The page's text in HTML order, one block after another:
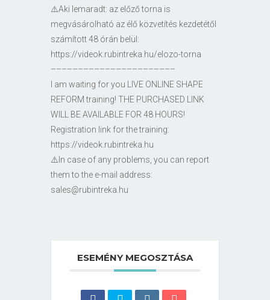
⚠️Aki lemaradt: az előző torna is
megvásárolható az élő közvetítés kezdetétől
számított 48 órán belül:
https://videok.rubintreka.hu/elozo-torna
–––––––––––––––––––––––
I am waiting for you LIVE ONLINE SHAPE
REFORM training! THE PURCHASED LINK
WILL BE AVAILABLE FOR 48 HOURS!
Registration link for the training:
https://videok.rubintreka.hu
⚠️In case of any problems, you can report
them to the e-mail address:
sales@rubintreka.hu
ESEMÉNY MEGOSZTÁSA